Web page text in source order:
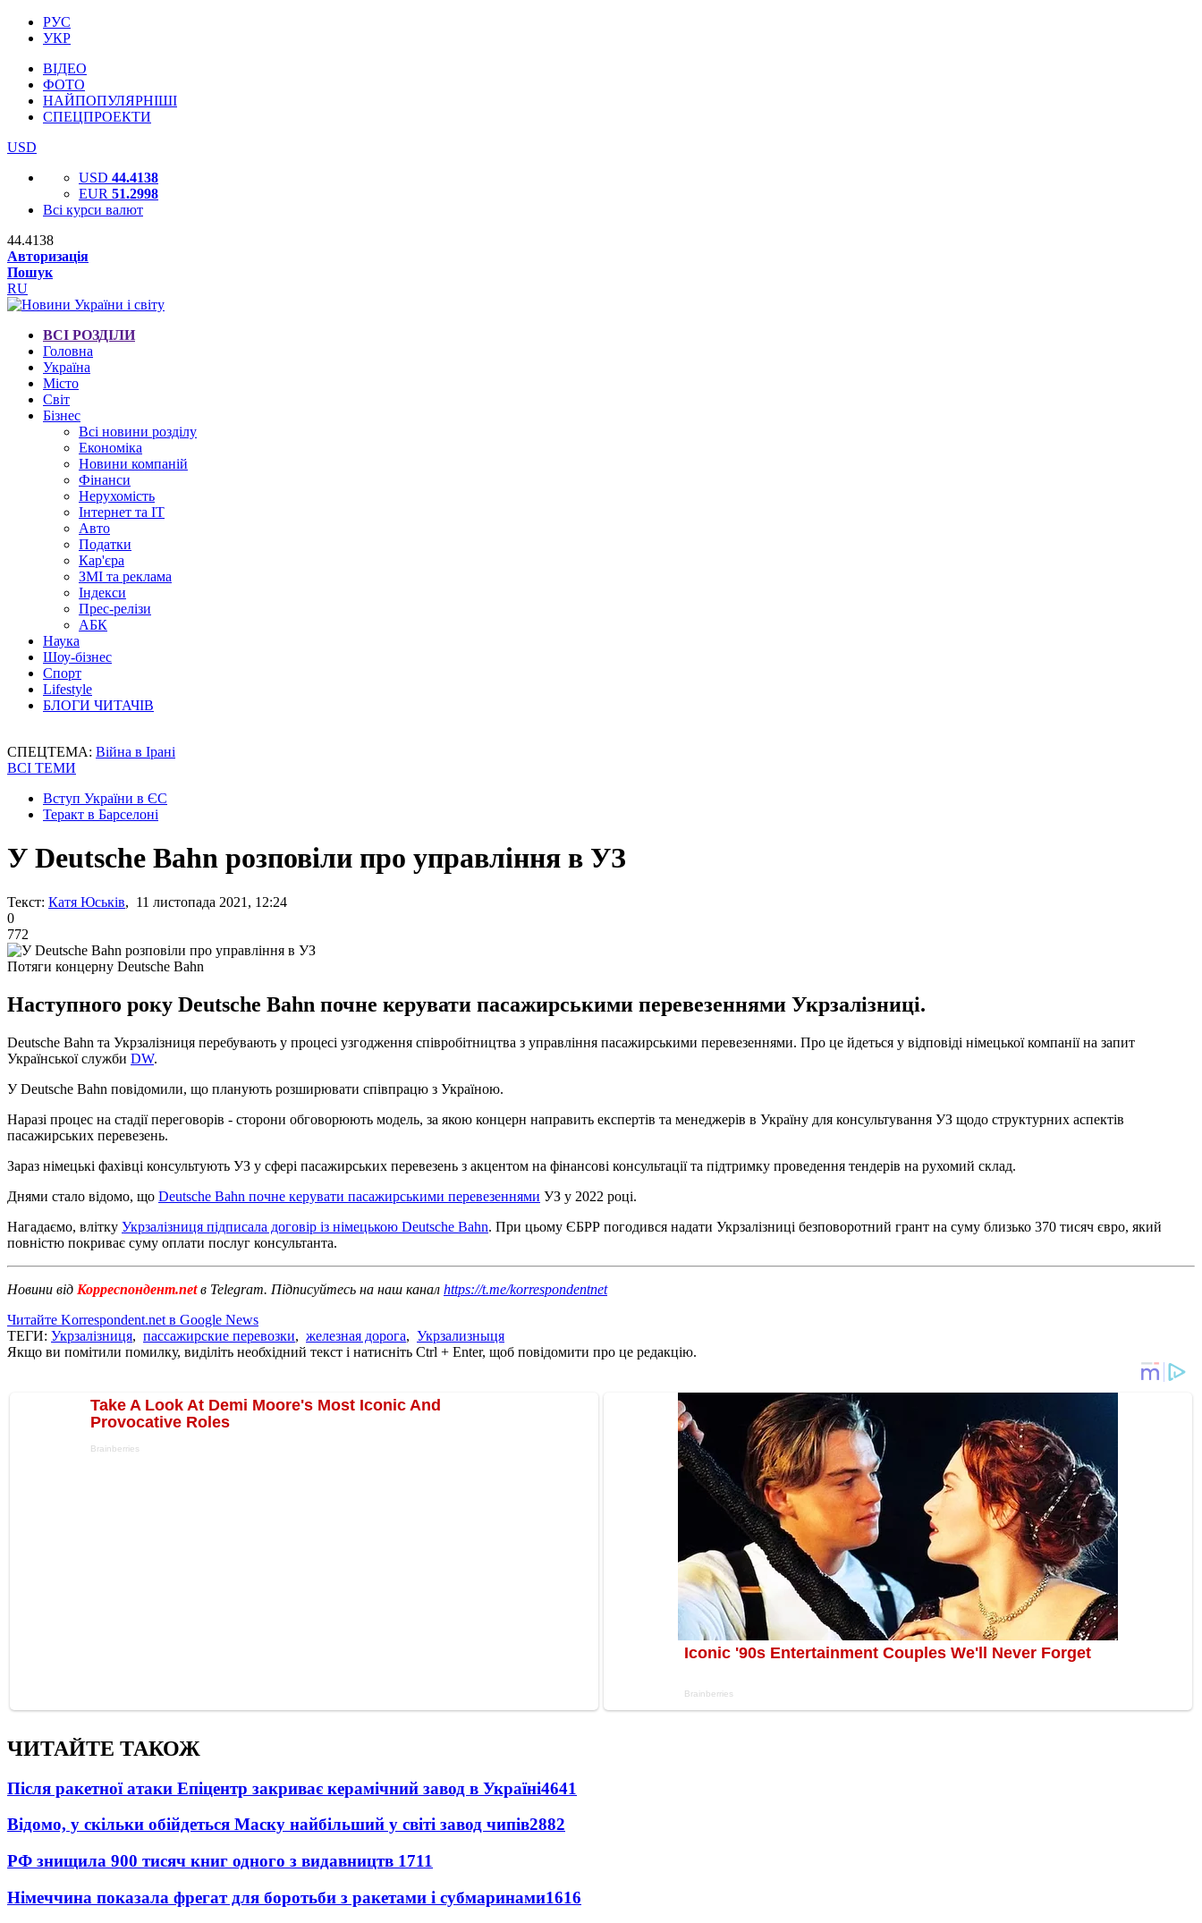
РУС
УКР
ВІДЕО
ФОТО
НАЙПОПУЛЯРНІШІ
СПЕЦПРОЕКТИ
USD
USD 44.4138
EUR 51.2998
Всі курси валют
44.4138
Авторизація
Пошук
RU
ВСІ РОЗДІЛИ
Головна
Україна
Місто
Світ
Бізнес
Всі новини розділу
Економіка
Новини компаній
Фінанси
Нерухомість
Інтернет та IT
Авто
Податки
Кар'єра
ЗМІ та реклама
Індекси
Прес-релізи
АБК
Наука
Шоу-бізнес
Спорт
Lifestyle
БЛОГИ ЧИТАЧІВ
СПЕЦТЕМА: Війна в Ірані
ВСІ ТЕМИ
Вступ України в ЄС
Теракт в Барселоні
У Deutsche Bahn розповіли про управління в УЗ
Текст: Катя Юськів, 11 листопада 2021, 12:24
0
772
Потяги концерну Deutsche Bahn
Наступного року Deutsche Bahn почне керувати пасажирськими перевезеннями Укрзалізниці.
Deutsche Bahn та Укрзалізниця перебувають у процесі узгодження співробітництва з управління пасажирськими перевезеннями. Про це йдеться у відповіді німецької компанії на запит
Української служби DW.
У Deutsche Bahn повідомили, що планують розширювати співпрацю з Україною.
Наразі процес на стадії переговорів - сторони обговорюють модель, за якою концерн направить експертів та менеджерів в Україну для консультування УЗ щодо структурних аспектів
пасажирських перевезень.
Зараз німецькі фахівці консультують УЗ у сфері пасажирських перевезень з акцентом на фінансові консультації та підтримку проведення тендерів на рухомий склад.
Днями стало відомо, що Deutsche Bahn почне керувати пасажирськими перевезеннями УЗ у 2022 році.
Нагадаємо, влітку Укрзалізниця підписала договір із німецькою Deutsche Bahn. При цьому ЄБРР погодився надати Укрзалізниці безповоротний грант на суму близько 370 тисяч євро, який
повністю покриває суму оплати послуг консультанта.
Новини від Корреспондент.netв Telegram. Підписуйтесь на наш канал https://t.me/korrespondentnet
Читайте Korrespondent.net в Google News
ТЕГИ: Укрзалізниця, пассажирские перевозки, железная дорога, Укрзализныця
Якщо ви помітили помилку, виділіть необхідний текст і натисніть Ctrl + Enter, щоб повідомити про це редакцію.
ЧИТАЙТЕ ТАКОЖ
Після ракетної атаки Епіцентр закриває керамічний завод в Україні4641
Відомо, у скільки обійдеться Маску найбільший у світі завод чипів2882
РФ знищила 900 тисяч книг одного з видавництв 1711
Німеччина показала фрегат для боротьби з ракетами і субмаринами1616